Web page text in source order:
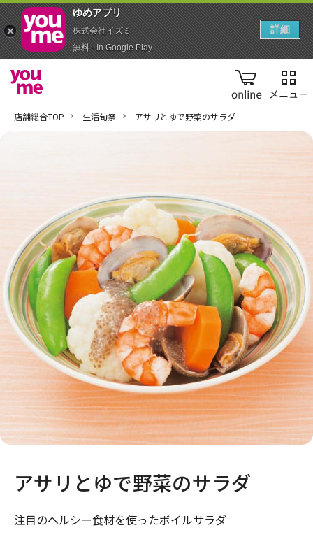
online
店舗総合TOP 生活旬祭 アサリとゆで野菜のサラダ
アサリとゆで野菜のサラダ
注目のヘルシー食材を使ったボイルサラダ
ゆめアプ‪リ‬
株式会社イズミ
無料 - In Google Play
詳細